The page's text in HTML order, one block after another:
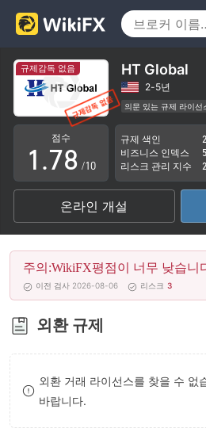
규제감독 없음 HT Global
2-5년
의문 있는 규제 라이선
잠재적 위험성이 높음
점수
0
1
2
3
4
5
6
7
8
9
.
3
4
5
6
7
8
9
4
5
6
7
8
9
/10
규제 색인
비즈니스 인덱스
리스크 관리 지수
온라인 개설
주의:WikiFX평점이 너무 낮습니
이전 검사 2026-08-06 리스크 3
외환 규제
외환 거래 라이선스를 찾을 수 없
바랍니다.